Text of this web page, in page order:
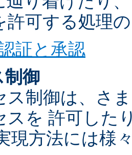
許可する処理
証と承認
制御
ス制御は、さ
スを 許可した
現方法には様